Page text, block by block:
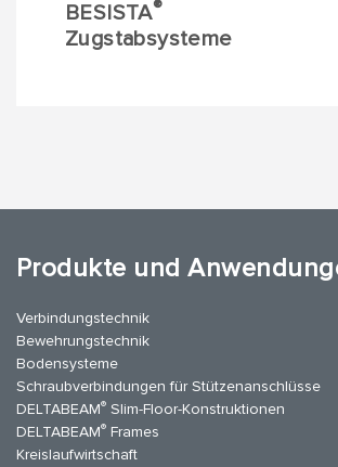
BESISTA®
Zugstabsysteme
Produkte und
Verbindungstechnik
Bewehrungstechnik
Bodensysteme
Schraubverbindungen für Stützenanschlüsse
DELTABEAM® Slim-Floor-Konstruktionen
DELTABEAM® Frames
Kreislaufwirtschaft